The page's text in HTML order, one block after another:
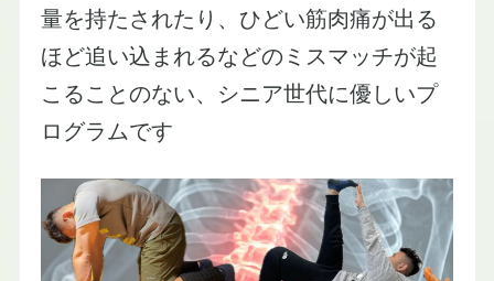
量を持たされたり、ひどい筋肉痛が出る
ほど追い込まれるなどのミスマッチが起
こることのない、シニア世代に優しいプ
ログラムです